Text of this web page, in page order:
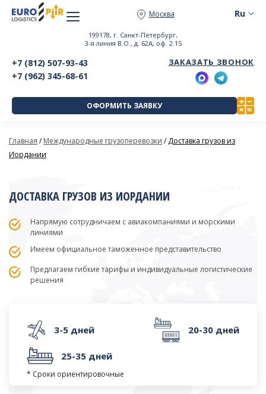
Москва
199178, г. Санкт-Петербург,
3-я линия В.О., д. 62А, оф. 2.15
+7 (812) 507-93-43
+7 (962) 345-68-61
ЗАКАЗАТЬ ЗВОНОК
ОФОРМИТЬ ЗАЯВКУ
Главная /Международные грузоперевозки /Доставка грузов из
Иордании
ДОСТАВКА ГРУЗОВ ИЗ ИОРДАНИИ
Напрямую сотрудничаем с авиакомпаниями и морскими
линиями
Имеем официальное таможенное представительство
Предлагаем гибкие тарифы и индивидуальные логистические
решения
3-5 дней 20-30 дней
25-35 дней
* Сроки ориентировочные